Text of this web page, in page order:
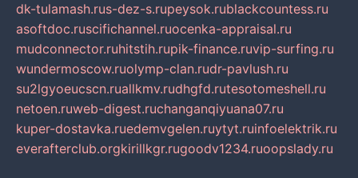
dk-tulamash.rus-dez-s.rupeysok.rublackcountess.ru
asoftdoc.ruscifichannel.ruocenka-appraisal.ru
mudconnector.ruhitstih.rupik-finance.ruvip-surfing.ru
wundermoscow.ruolymp-clan.rudr-pavlush.ru
su2lgyoeucscn.ruallkmv.rudhgfd.rutesotomeshell.ru
netoen.ruweb-digest.ruchanganqiyuana07.ru
kuper-dostavka.ruedemvgelen.ruytyt.ruinfoelektrik.ru
everafterclub.orgkirillkgr.rugoodv1234.ruoopslady.ru